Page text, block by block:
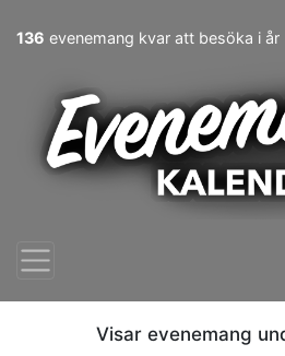
136 evenemang kvar att besöka i år
Visar evenemang